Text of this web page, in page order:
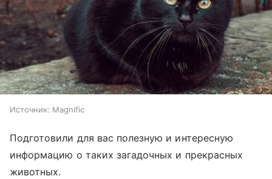
Источник: Magnific
Подготовили для вас полезную и интересную
информацию о таких загадочных и прекрасных
животных.